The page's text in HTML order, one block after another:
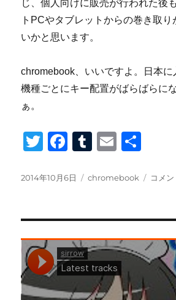
じ、個人向けに販売が行われた後
トPCやタブレットからの巻き取
いかと思います。
chromebook、いいですよ。日本に
機種ごとにキー配置がばらばらに
ぁ。
T
tt
F
c
b
o
o
k
T
m
r
E
ail
投
2014年10月6日
カ
chromebook
た。
い
コメン